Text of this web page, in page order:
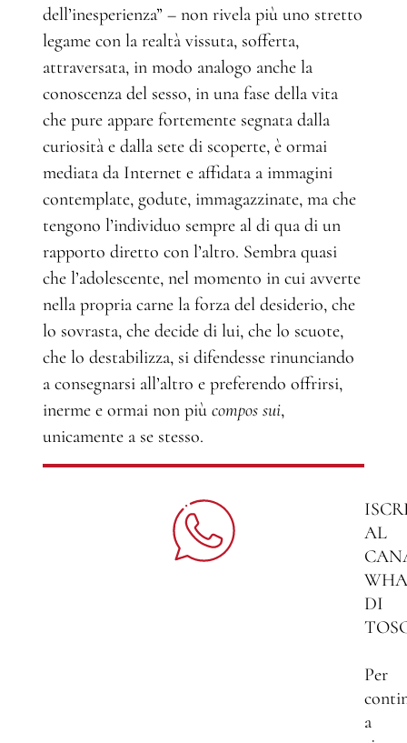
dell’inesperienza” – non rivela più uno stretto
legame con la realtà vissuta, sofferta,
attraversata, in modo analogo anche la
conoscenza del sesso, in una fase della vita
che pure appare fortemente segnata dalla
curiosità e dalla sete di scoperte, è ormai
mediata da Internet e affidata a immagini
contemplate, godute, immagazzinate, ma che
tengono l’individuo sempre al di qua di un
rapporto diretto con l’altro. Sembra quasi
che l’adolescente, nel momento in cui avverte
nella propria carne la forza del desiderio, che
lo sovrasta, che decide di lui, che lo scuote,
che lo destabilizza, si difendesse rinunciando
a consegnarsi all’altro e preferendo offrirsi,
inerme e ormai non più compos sui,
unicamente a se stesso.
AL
DI
Per
a